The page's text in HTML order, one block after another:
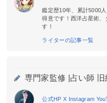
鑑定歴10年、累計5000
得意です！西洋占星術、
す！
ライターの記事一覧
専門家監修 | 占い師
公式HP X Instagram